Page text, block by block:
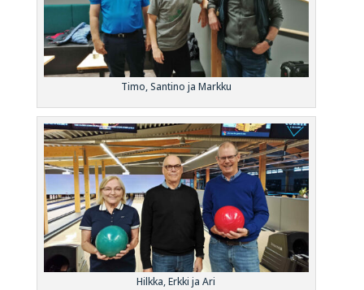
Timo, Santino ja Markku
Hilkka, Erkki ja Ari